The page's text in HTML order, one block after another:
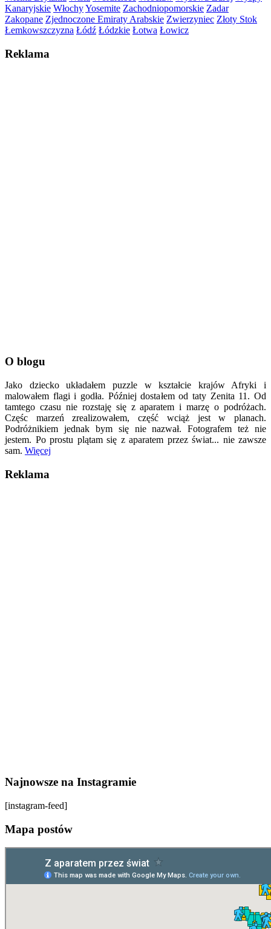
Kanaryjskie WłochyYosemite Zachodniopomorskie Zadar
Zakopane Zjednoczone Emiraty Arabskie Zwierzyniec Złoty Stok
Łemkowszczyzna Łódź Łódzkie Łotwa Łowicz
Reklama
O blogu
Jako dziecko układałem puzzle w kształcie krajów Afryki i
malowałem flagi i godła. Później dostałem od taty Zenita 11. Od
tamtego czasu nie rozstaję się z aparatem i marzę o podróżach.
Częśc marzeń zrealizowałem, część wciąż jest w planach.
Podróżnikiem jednak bym się nie nazwał. Fotografem też nie
jestem. Po prostu plątam się z aparatem przez świat... nie zawsze
sam. Więcej
Reklama
Najnowsze na Instagramie
[instagram-feed]
Mapa postów